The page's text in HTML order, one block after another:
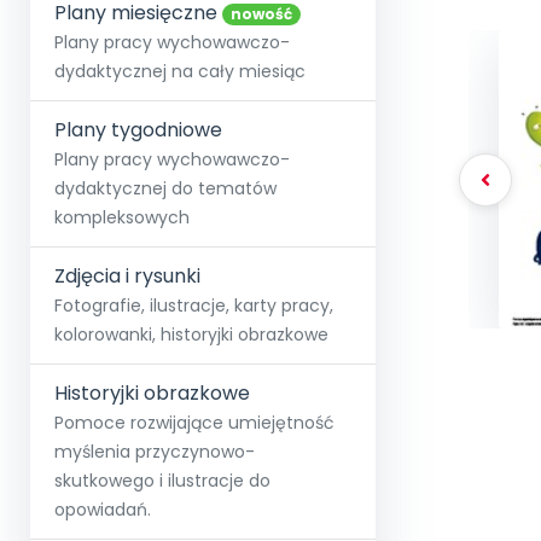
Społeczność
+48 12 631 04 10
kontakt@blizejprzedszkola.pl
O miesięczniku
Strona główna
Strefy,
O Akademii
Akademia
Poznaj pakiet MAX
Testuj przez 7 dni
E-
∞Pakiet
Pełen
Wszystkie projekty
Skontaktuj się
Dodaj wpis
Plany miesięczne nowość
Plany pracy wychowawczo-
dydaktycznej na cały miesiąc
Plany tygodniowe
Plany pracy wychowawczo-
dydaktycznej do tematów
kompleksowych
Zdjęcia i rysunki
Fotografie, ilustracje, karty pracy,
kolorowanki, historyjki obrazkowe
Historyjki obrazkowe
Pomoce rozwijające umiejętność
myślenia przyczynowo-
skutkowego i ilustracje do
opowiadań.